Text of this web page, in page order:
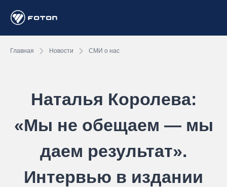
Главная Новости СМИ о нас
Наталья Королева:
«Мы не обещаем — мы
даем результат».
Интервью в издании